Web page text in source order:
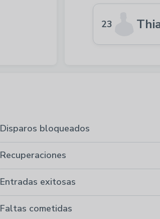
23
Disparos bloqueados
Recuperaciones
Entradas exitosas
Faltas cometidas